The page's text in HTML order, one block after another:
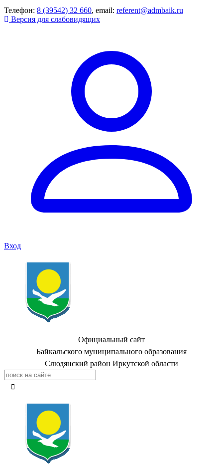
Телефон: 8 (39542) 32 660, email: referent@admbaik.ru
Версия для слабовидящих
Вход
Официальный сайт
Байкальского муниципального образования
Слюдянский район Иркутской области